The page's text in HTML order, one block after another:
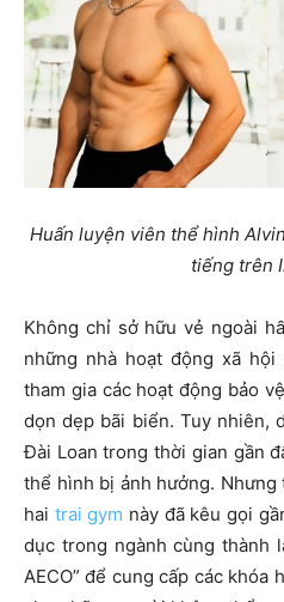
Huấn luyện viên thể hình
tiếng trên
Không chỉ sở hữu vẻ ngoài
những nhà hoạt động xã
tham gia các hoạt động bảo
dọn dẹp bãi biển. Tuy nhiên,
Đài Loan trong thời gian gần
thể hình bị ảnh hưởng.
hai trai gym này đã kêu gọi
dục trong ngành cùng thành
AECO” để cung cấp các